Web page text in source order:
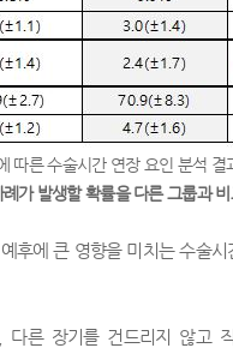
따른 수술시간 연장 요인 분석 결
가 발생할 확률을 다른 그룹과
후에 큰 영향을 미치는 수술
다른 장기를 건드리지 않고